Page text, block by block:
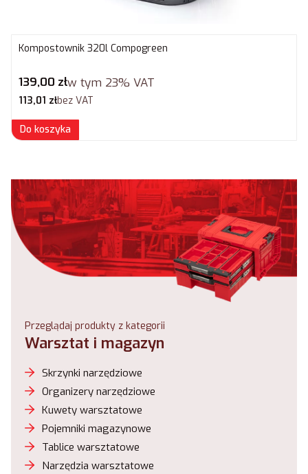
Kompostownik 320l Compogreen
Cena brutto
139,00 złw tym 23% VAT
Cena netto
113,01 złbez VAT
Do koszyka
Przeglądaj produkty z kategorii
Warsztat i magazyn
Skrzynki narzędziowe
Organizery narzędziowe
Kuwety warsztatowe
Pojemniki magazynowe
Tablice warsztatowe
Narzędzia warsztatowe